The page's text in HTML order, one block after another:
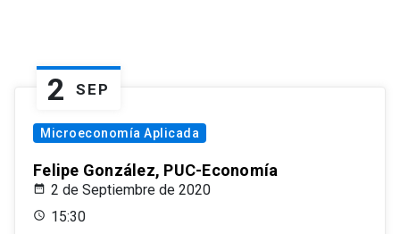
2 SEP
Microeconomía Aplicada
Felipe González, PUC-Economía
2 de Septiembre de 2020
15:30